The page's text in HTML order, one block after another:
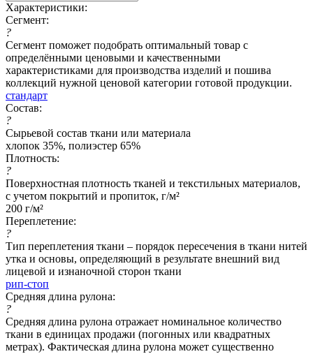
Характеристики:
Сегмент:
?
Сегмент поможет подобрать оптимальный товар с
определёнными ценовыми и качественными
характеристиками для производства изделий и пошива
коллекций нужной ценовой категории готовой продукции.
стандарт
Состав:
?
Сырьевой состав ткани или материала
хлопок 35%, полиэстер 65%
Плотность:
?
Поверхностная плотность тканей и текстильных материалов,
с учетом покрытий и пропиток, г/м²
200 г/м²
Переплетение:
?
Тип переплетения ткани – порядок пересечения в ткани нитей
утка и основы, определяющий в результате внешний вид
лицевой и изнаночной сторон ткани
рип-стоп
Средняя длина рулона:
?
Средняя длина рулона отражает номинальное количество
ткани в единицах продажи (погонных или квадратных
метрах). Фактическая длина рулона может существенно